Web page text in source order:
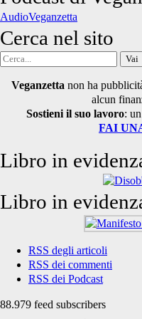
articoli
AudioVeganzetta
Cerca nel sito
Cerca
Veganzetta non ha
alcun
Sostieni il suo lavoro:
FAI
Libro in
Libro in
RSS degli articoli
RSS dei commenti
RSS dei Podcast
88.979 feed subscribers